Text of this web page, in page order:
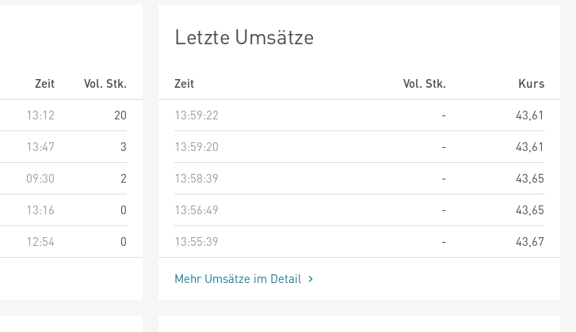
Zeit
Vol. Stk.
13:12
20
13:47
3
09:30
2
13:16
0
12:54 0
Letzte Umsätze
Zeit Vol. Stk.
Kurs
13:59:22
-
43,61
13:59:20
-
43,61
13:58:39
-
43,65
13:56:49
-
43,65
13:55:39
- 43,67
Mehr Umsätze im Detail